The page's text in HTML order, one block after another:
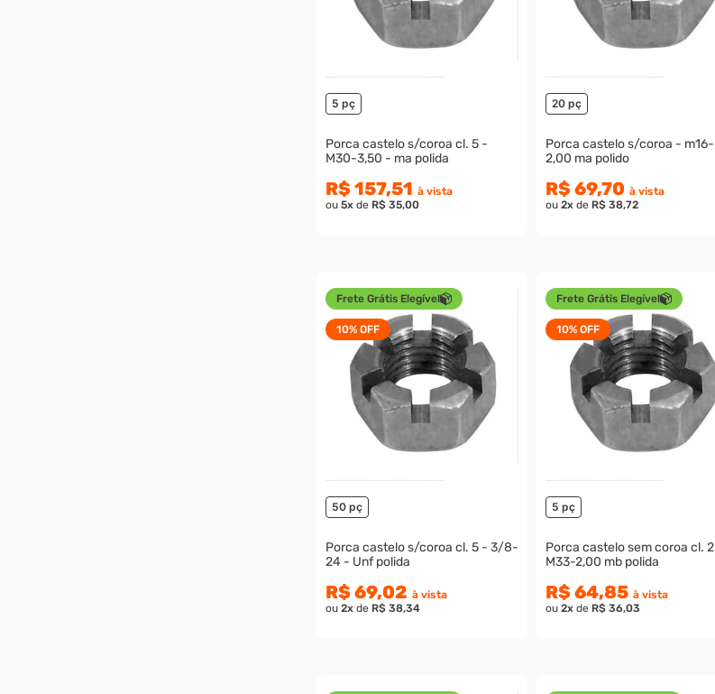
5 pç
Porca castelo s/coroa cl. 5 -
M30-3,50 - ma polida
R$ 157,51 à vista
ou 5x de R$ 35,00
20 pç
Porca castelo s/coroa - m16-
2,00 ma polido
R$ 69,70 à vista
ou 2x de R$ 38,72
Frete Grátis Elegível
10% OFF
50 pç
Porca castelo s/coroa cl. 5 - 3/8-
24 - Unf polida
R$ 69,02 à vista
ou 2x de R$ 38,34
Frete Grátis Elegível
10% OFF
5 pç
Porca castelo sem coroa cl. 2 -
M33-2,00 mb polida
R$ 64,85 à vista
ou 2x de R$ 36,03